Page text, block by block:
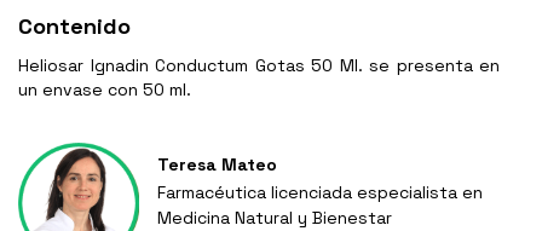
Contenido
Heliosar Ignadin Conductum Gotas 50 Ml. se presenta en
un envase con 50 ml.
Teresa Mateo
Farmacéutica licenciada especialista en
Medicina Natural y Bienestar